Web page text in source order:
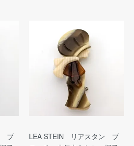
ブ
LEA STEIN リアスタン ブ